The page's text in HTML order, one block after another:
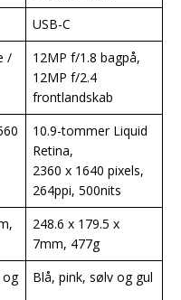
USB-C
/
12MP f/1.8 bagpå,
12MP f/2.4
frontlandskab
10.9-tommer Liquid
Retina,
2360 x 1640 pixels,
264ppi, 500nits
248.6 x 179.5 x
7mm, 477g
og
Blå, pink, sølv og gul